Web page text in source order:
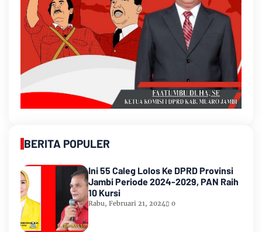
BERITA POPULER
Ini 55 Caleg Lolos Ke DPRD Provinsi
Jambi Periode 2024-2029, PAN Raih
10 Kursi
Rabu, Februari 21, 2024 0